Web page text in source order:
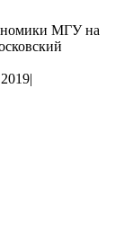
МГУ на
|